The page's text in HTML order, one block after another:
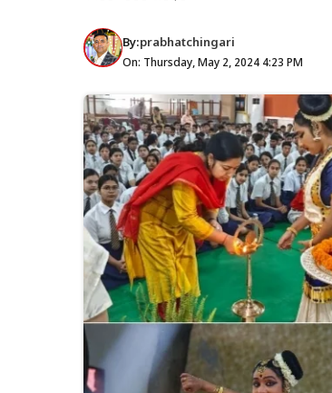
By:prabhatchingari
On: Thursday, May 2, 2024 4:23 PM